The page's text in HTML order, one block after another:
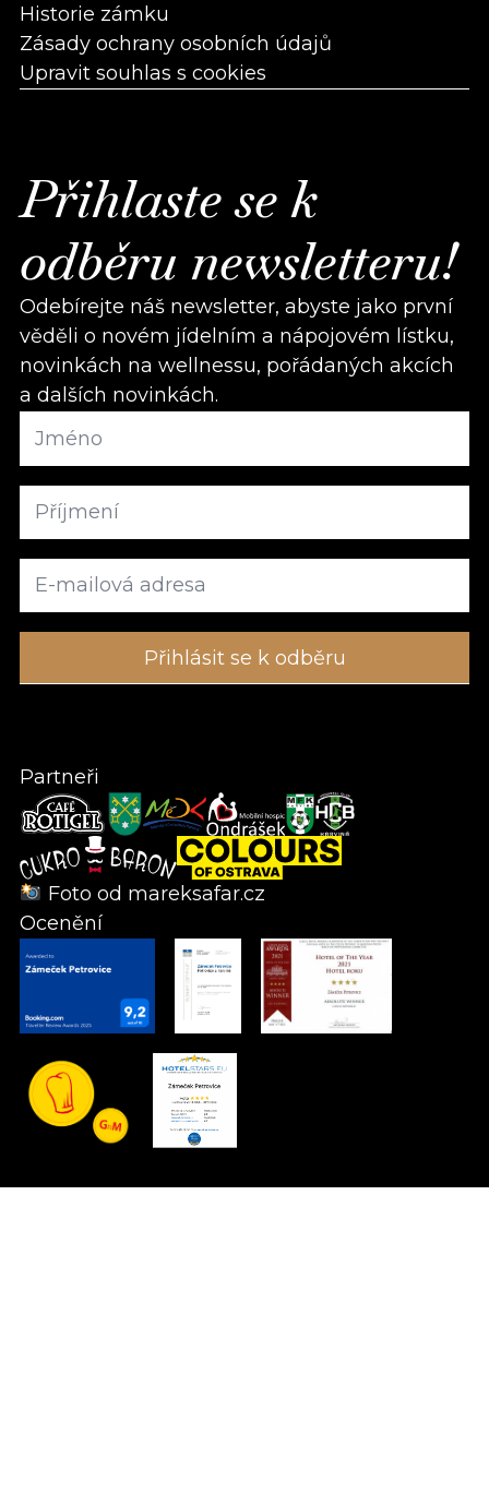
Historie zámku
Zásady ochrany osobních údajů
Upravit souhlas s cookies
Přihlaste se k
odběru newsletteru!
Odebírejte náš newsletter, abyste jako první
věděli o novém jídelním a nápojovém lístku,
novinkách na wellnessu, pořádaných akcích
a dalších novinkách.
Partneři
Foto od mareksafar.cz
Ocenění